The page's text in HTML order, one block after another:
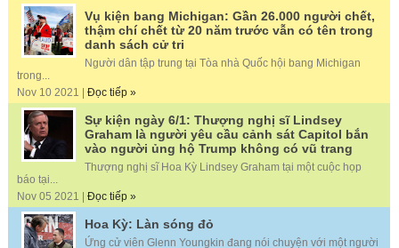
Vụ kiện bang Michigan: Gần 26.000 người chết,
thậm chí chết từ 20 năm trước vẫn có tên trong
danh sách cử tri
Người dân tập trung tại Tòa nhà Quốc hội bang Michigan
trong...
Nov 10 2021 | Đọc tiếp »
Sự kiện ngày 6/1: Thượng nghị sĩ Lindsey
Graham là người yêu cầu cảnh sát Capitol bắn
vào người ủng hộ Trump không có vũ trang
Thượng nghị sĩ Hoa Kỳ Lindsey Graham tại một cuộc họp
báo tại...
Nov 05 2021 | Đọc tiếp »
Hoa Kỳ: Làn sóng đỏ
Ứng cử viên Glenn Youngkin đang nói chuyện với một người